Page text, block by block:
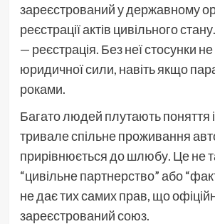
зареєстрований у державному
реєстрації актів цивільного
— реєстрація. Без неї стосунки
юридичної сили, навіть якщо
роками.
Багато людей плутають поняття
тривале спільне проживання
прирівнюється до шлюбу. Це не
“цивільне партнерство” або
не дає тих самих прав, що
зареєстрований союз.